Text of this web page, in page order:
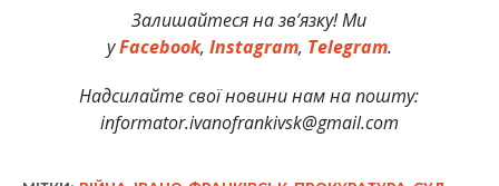
Залишайтеся на зв’язку! Ми
уFacebook, Instagram, Telegram.
Надсилайте свої новини нам на пошту:
informator.ivanofrankivsk@gmail.com